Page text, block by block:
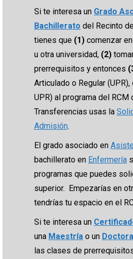
Si te interesa un Grado
Bachillerato del Recinto
tienes que (1) comenzar
u otra universidad, (2)
prerrequisitos y entonces
Articulado o Regular
UPR) al programa del RCM
Transferencias usas la
Admisión.
El grado asociado en
bachillerato en Enfermería
programas que puedes
superior. Empezarías en
tendrías tu espacio en el
Si te interesa un
una Maestría o un
las clases de